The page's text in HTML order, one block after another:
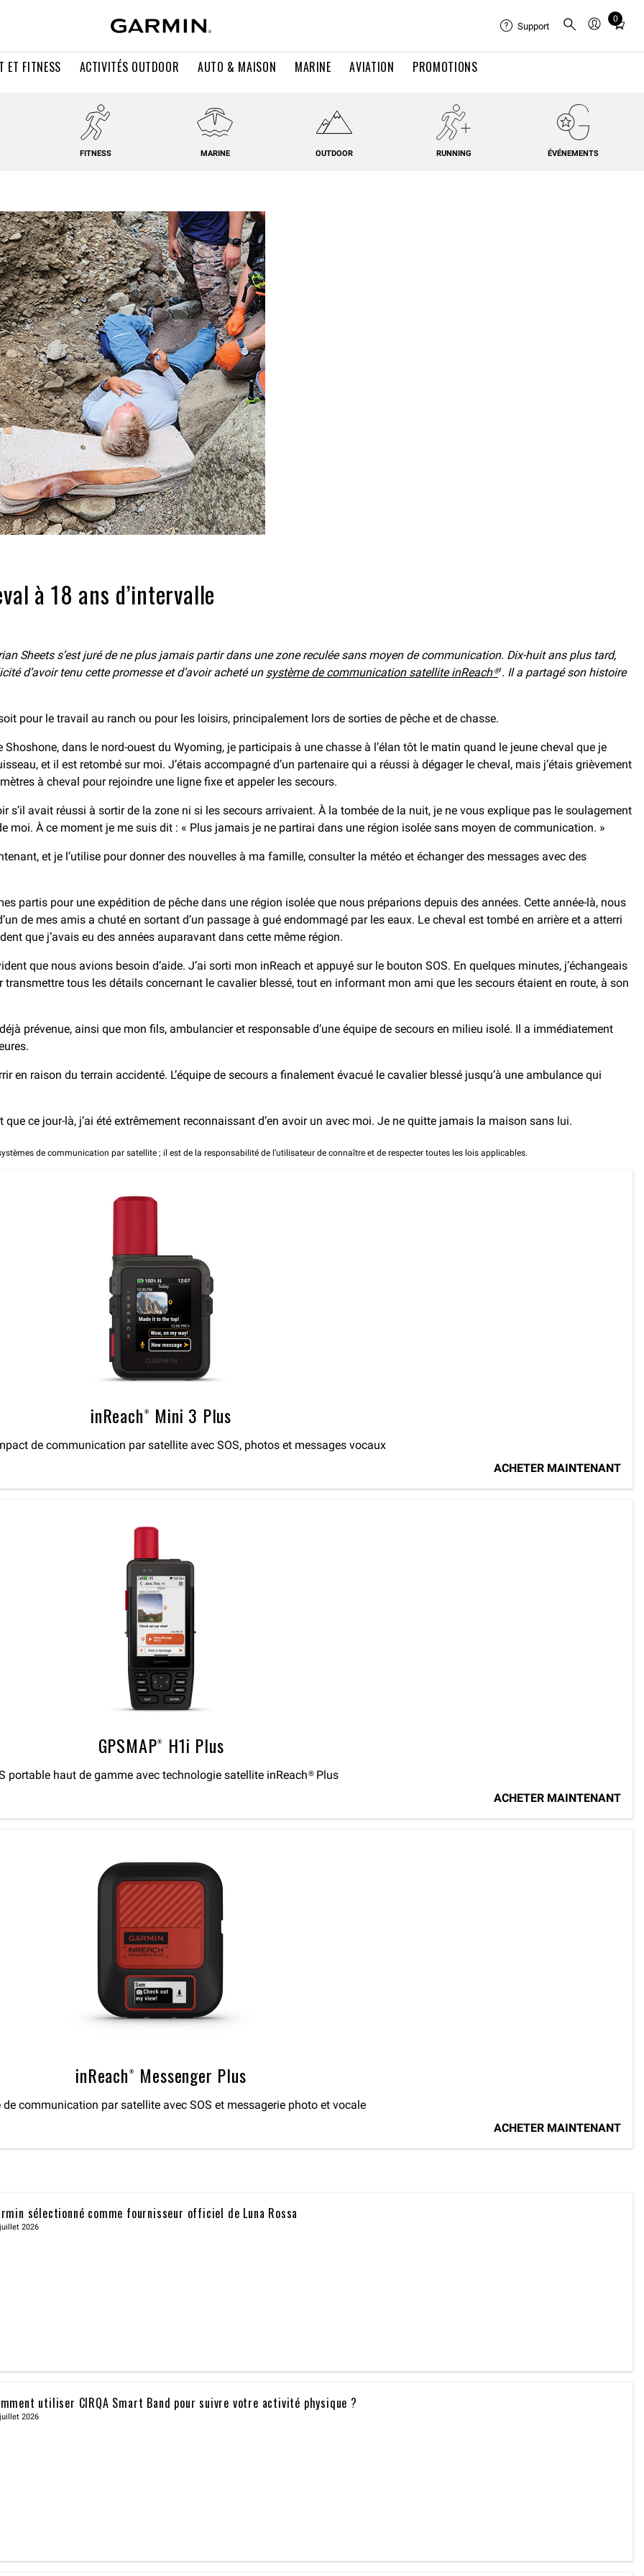
ET FITNESS ACTIVITÉS OUTDOOR AUTO & MAISON MARINE AVIATION PROMOTIONS
Support
0
Total
in
FITNESS MARINE OUTDOOR RUNNING ÉVÉNEMENTS
à 18 ans d’intervalle
Sheets s’est juré de ne plus jamais partir dans une zone reculée sans moyen de communication. Dix-huit ans plus tard,
d’avoir tenu cette promesse et d’avoir acheté un système de communication satellite inReach®1. Il a partagé son histoire
pour le travail au ranch ou pour les loisirs, principalement lors de sorties de pêche et de chasse.
dans le nord-ouest du Wyoming, je participais à une chasse à l’élan tôt le matin quand le jeune cheval que je
et il est retombé sur moi. J’étais accompagné d’un partenaire qui a réussi à dégager le cheval, mais j’étais grièvement
à cheval pour rejoindre une ligne fixe et appeler les secours.
s’il avait réussi à sortir de la zone ni si les secours arrivaient. À la tombée de la nuit, je ne vous explique pas le soulagement
moi. À ce moment je me suis dit : « Plus jamais je ne partirai dans une région isolée sans moyen de communication. »
et je l’utilise pour donner des nouvelles à ma famille, consulter la météo et échanger des messages avec des
partis pour une expédition de pêche dans une région isolée que nous préparions depuis des années. Cette année-là, nous
de mes amis a chuté en sortant d’un passage à gué endommagé par les eaux. Le cheval est tombé en arrière et a atterri
que j’avais eu des années auparavant dans cette même région.
que nous avions besoin d’aide. J’ai sorti mon inReach et appuyé sur le bouton SOS. En quelques minutes, j’échangeais
transmettre tous les détails concernant le cavalier blessé, tout en informant mon ami que les secours étaient en route, à son
prévenue, ainsi que mon fils, ambulancier et responsable d’une équipe de secours en milieu isolé. Il a immédiatement
en raison du terrain accidenté. L’équipe de secours a finalement évacué le cavalier blessé jusqu’à une ambulance qui
ce jour-là, j’ai été extrêmement reconnaissant d’en avoir un avec moi. Je ne quitte jamais la maison sans lui.
de communication par satellite ; il est de la responsabilité de l’utilisateur de connaître et de respecter toutes les lois applicables.
inReach® Mini 3 Plus
de communication par satellite avec SOS, photos et messages vocaux
ACHETER MAINTENANT
GPSMAP® H1i Plus
portable haut de gamme avec technologie satellite inReach® Plus
ACHETER MAINTENANT
inReach® Messenger Plus
de communication par satellite avec SOS et messagerie photo et vocale
ACHETER MAINTENANT
sélectionné comme fournisseur officiel de Luna Rossa
2026
utiliser CIRQA Smart Band pour suivre votre activité physique ?
2026